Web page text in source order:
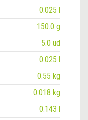
0.025 l
150.0 g
5.0 ud
0.025 l
0.55 kg
0.018 kg
0.143 l